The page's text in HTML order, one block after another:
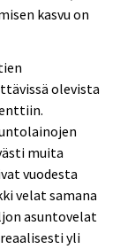
kasvu on
olevista
muita
vuodesta
velat samana
asuntovelat
yli